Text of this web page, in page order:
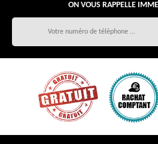
ON VOUS RAPPELLE